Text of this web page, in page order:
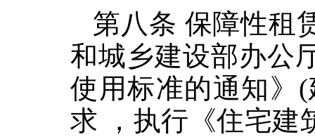
第八条 保障性租
和城乡建设部办公
使用标准的通知》
求 ，执行《住宅建